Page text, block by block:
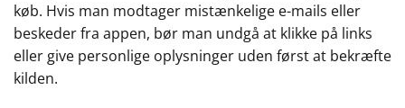
køb. Hvis man modtager mistænkelige e-mails eller
beskeder fra appen, bør man undgå at klikke på links
eller give personlige oplysninger uden først at bekræfte
kilden.